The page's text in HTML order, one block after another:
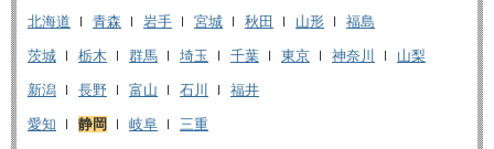
北海道 青森 岩手 宮城 秋田 山形 福島
茨城 栃木 群馬 埼玉 千葉 東京 神奈川 山梨
新潟 長野 富山 石川 福井
愛知 静岡 岐阜 三重